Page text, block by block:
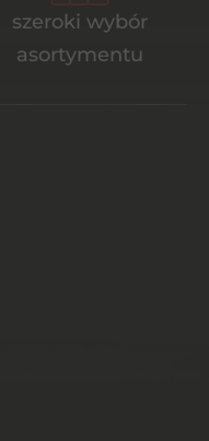
szeroki wybór
asortymentu